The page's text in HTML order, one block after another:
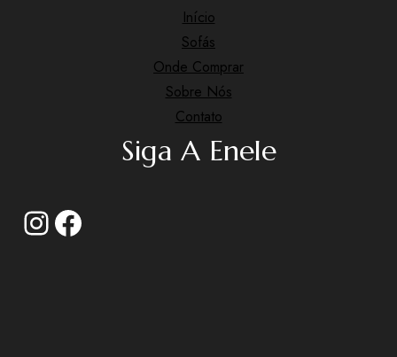
Início
Sofás
Onde Comprar
Sobre Nós
Contato
Siga A Enele